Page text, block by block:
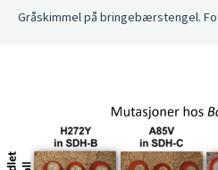
Gråskimmel på bringebærstengel.